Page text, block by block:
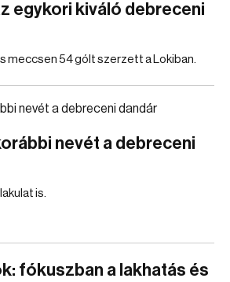
egykori kiváló debreceni
meccsen 54 gólt szerzett a Lokiban.
nevét a debreceni
is.
fókuszban a lakhatás és